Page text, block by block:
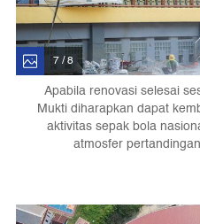
7 / 8
Apabila renovasi selesai
Mukti diharapkan dapat
aktivitas sepak bola
atmosfer